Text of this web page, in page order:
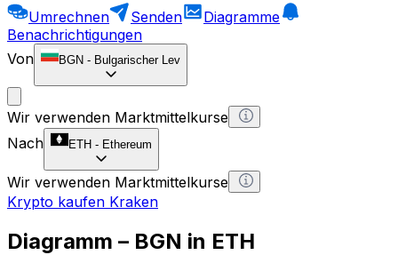
Umrechnen Senden
Diagramme
Benachrichtigungen
Von
BGN - Bulgarischer Lev
Wir verwenden Marktmittelkurse
Nach
ETH - Ethereum
Wir verwenden Marktmittelkurse
Krypto kaufen Kraken
Diagramm – BGN in ETH